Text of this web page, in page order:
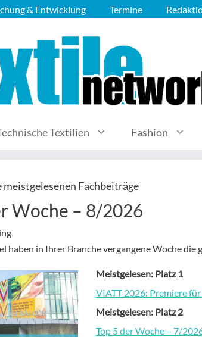
& Entwicklung Termine
Textilien Fashion
meistgelesenen Fachbeiträge
Woche – 8/2026
haben in Ihrer Branche vergangene Woche
Meistgelesen: Platz 1
VIATT 2026: Premiere
Meistgelesen: Platz 2
Top 5 der Woche – 7/